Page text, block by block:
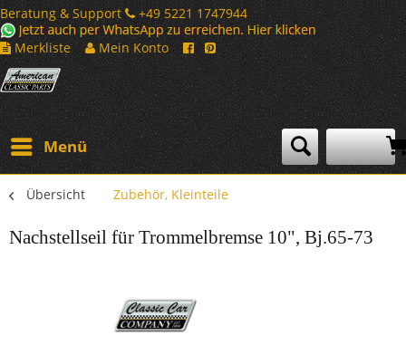
Beratung & Support
+49 5221 1747944
Merkliste
Mein Konto
Menü
Übersicht Zubehör, Kleinteile
Nachstellseil für Trommelbremse 10", Bj.65-73